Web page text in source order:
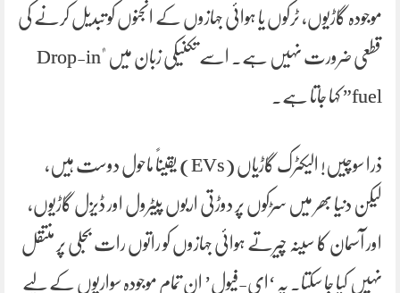
موجودہ گاڑیوں، ٹرکوں یا ہوائی جہازوں کے انجنوں کو تبدیل کرنے کی
قطعی ضرورت نہیں ہے۔ اسے تکنیکی زبان میں "Drop-in
fuel” کہا جاتا ہے۔
ذرا سوچیں! الیکٹرک گاڑیاں (EVs) یقیناً ماحول دوست ہیں،
لیکن دنیا بھر میں سڑکوں پر دوڑتی اربوں پیٹرول اور ڈیزل گاڑیوں،
اور آسمان کا سینہ چیرتے ہوائی جہازوں کو راتوں رات بجلی پر منتقل
نہیں کیا جا سکتا۔ یہ ‘ای-فیول’ ان تمام موجودہ سواریوں کے لیے